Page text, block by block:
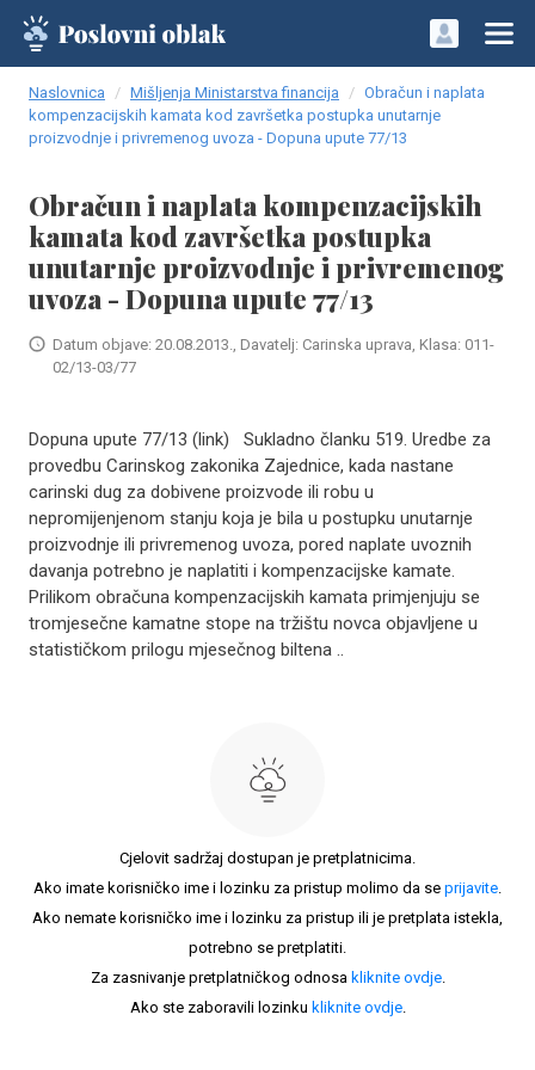
Naslovnica Mišljenja Ministarstva financija
Obračun i naplata
kompenzacijskih kamata kod završetka postupka unutarnje
proizvodnje i privremenog uvoza - Dopuna upute 77/13
Obračun i naplata kompenzacijskih
kamata kod završetka postupka
unutarnje proizvodnje i privremenog
uvoza - Dopuna upute 77/13
Datum objave: 20.08.2013., Davatelj: Carinska uprava, Klasa: 011-
02/13-03/77
Dopuna upute 77/13 (link) Sukladno članku 519. Uredbe za
provedbu Carinskog zakonika Zajednice, kada nastane
carinski dug za dobivene proizvode ili robu u
nepromijenjenom stanju koja je bila u postupku unutarnje
proizvodnje ili privremenog uvoza, pored naplate uvoznih
davanja potrebno je naplatiti i kompenzacijske kamate.
Prilikom obračuna kompenzacijskih kamata primjenjuju se
tromjesečne kamatne stope na tržištu novca objavljene u
statističkom prilogu mjesečnog biltena ..
Cjelovit sadržaj dostupan je pretplatnicima.
Ako imate korisničko ime i lozinku za pristup molimo da se prijavite.
Ako nemate korisničko ime i lozinku za pristup ili je pretplata istekla,
potrebno se pretplatiti.
Za zasnivanje pretplatničkog odnosa kliknite ovdje.
Ako ste zaboravili lozinku kliknite ovdje.